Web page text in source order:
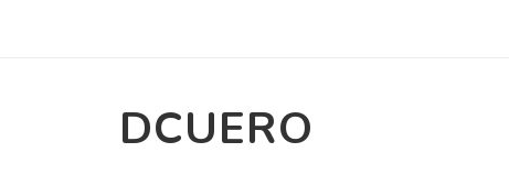
DCUERO